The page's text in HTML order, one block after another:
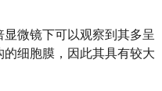
微镜下可以观察到其多呈
细胞膜，因此其具有较大